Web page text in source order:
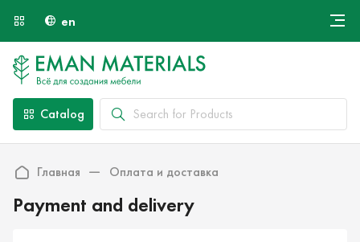
en
Payment and Delivery
Catalog
Главная Оплата и доставка
Payment and delivery